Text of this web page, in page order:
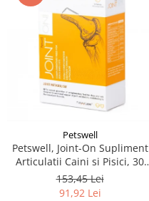
Petswell
Petswell, Joint-On Supliment
Articulatii Caini si Pisici, 30
tablete
153,45 Lei
91,92 Lei